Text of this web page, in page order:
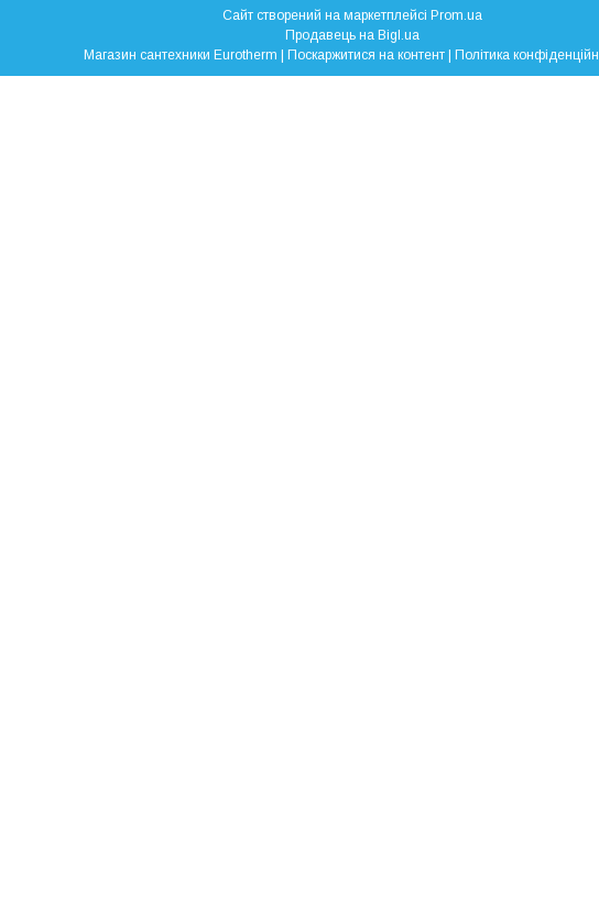
Сайт створений на маркетплейсі Prom.ua
Продавець на Bigl.ua
Магазин сантехники Eurotherm | Поскаржитися на контент | Політика